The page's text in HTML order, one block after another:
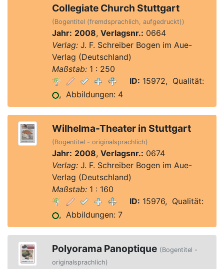
Collegiate Church Stuttgart
(Bogentitel (fremdsprachlich, aufgedruckt))
Jahr: 2008, Verlagsnr.: 0664
Verlag:J. F. Schreiber Bogen im Aue-
Verlag (Deutschland)
Maßstab:1 : 250
ID: 15972, Qualität:
, Abbildungen: 4
Wilhelma-Theater in Stuttgart
(Bogentitel - originalsprachlich)
Jahr: 2008, Verlagsnr.: 0674
Verlag:J. F. Schreiber Bogen im Aue-
Verlag (Deutschland)
Maßstab:1 : 160
ID: 15976, Qualität:
, Abbildungen: 7
Polyorama Panoptique (Bogentitel -
originalsprachlich)